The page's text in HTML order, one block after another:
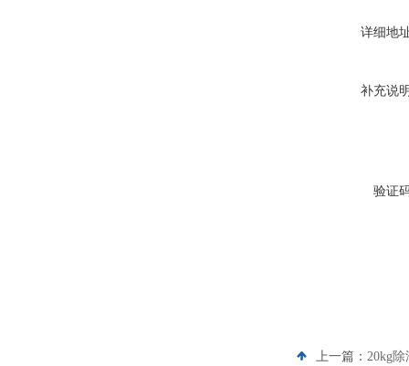
详细地
补充说
验证
上一篇： 20kg